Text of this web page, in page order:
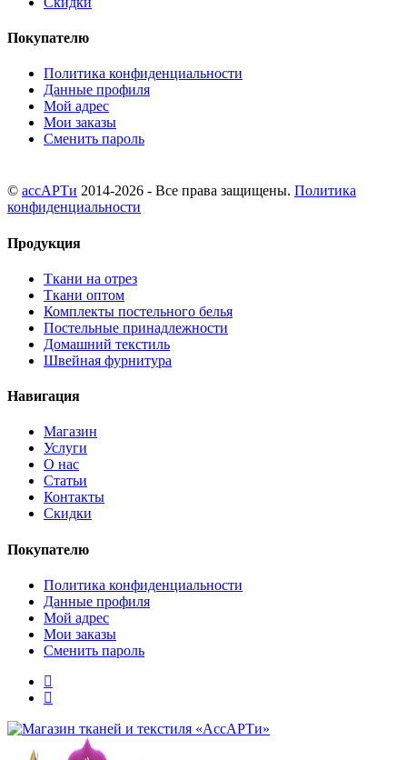
Покупателю
Политика конфиденциальности
Данные профиля
Мой адрес
Мои заказы
Сменить пароль
© ассАРТи 2014-2026 - Все права защищены. Политика
конфиденциальности
Продукция
Ткани на отрез
Ткани оптом
Комплекты постельного белья
Постельные принадлежности
Домашний текстиль
Швейная фурнитура
Навигация
Магазин
Услуги
О нас
Статьи
Контакты
Скидки
Покупателю
Политика конфиденциальности
Данные профиля
Мой адрес
Мои заказы
Сменить пароль